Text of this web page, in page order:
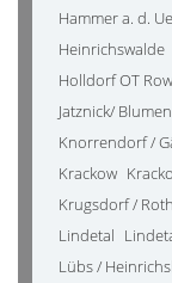
Hammer a. d.
Heinrichswalde
Holldorf OT
Jatznick/
Knorrendorf /
Krackow
Krugsdorf /
Lindetal
Lübs /